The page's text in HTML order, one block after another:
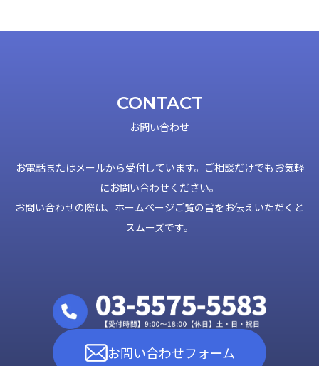
CONTACT
お問い合わせ
お電話またはメールから受付しています。ご相談だけでもお気軽
にお問い合わせください。
お問い合わせの際は、ホームページご覧の旨をお伝えいただくと
スムーズです。
お問い合わせフォーム